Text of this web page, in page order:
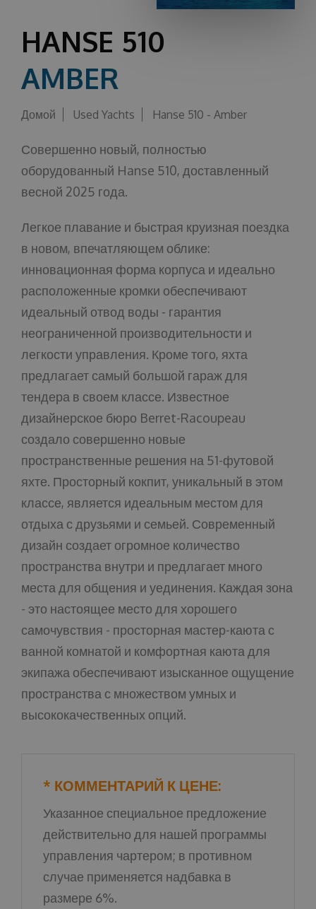
HANSE 510
AMBER
Домой Used Yachts Hanse 510 - Amber
Совершенно новый, полностью
оборудованный Hanse 510, доставленный
весной 2025 года.
Легкое плавание и быстрая круизная поездка
в новом, впечатляющем облике:
инновационная форма корпуса и идеально
расположенные кромки обеспечивают
идеальный отвод воды - гарантия
неограниченной производительности и
легкости управления. Кроме того, яхта
предлагает самый большой гараж для
тендера в своем классе. Известное
дизайнерское бюро Berret-Racoupeau
создало совершенно новые
пространственные решения на 51-футовой
яхте. Просторный кокпит, уникальный в этом
классе, является идеальным местом для
отдыха с друзьями и семьей. Современный
дизайн создает огромное количество
пространства внутри и предлагает много
места для общения и уединения. Каждая зона
- это настоящее место для хорошего
самочувствия - просторная мастер-каюта с
ванной комнатой и комфортная каюта для
экипажа обеспечивают изысканное ощущение
пространства с множеством умных и
высококачественных опций.
* КОММЕНТАРИЙ К ЦЕНЕ:
Указанное специальное предложение
действительно для нашей программы
управления чартером; в противном
случае применяется надбавка в
размере 6%.